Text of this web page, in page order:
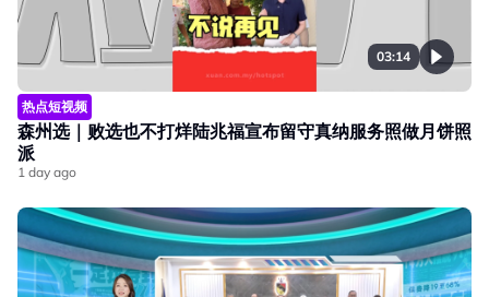
03:14
热点短视频
森州选｜败选也不打烊陆兆福宣布留守真纳服务照做月饼照
派
1 day ago